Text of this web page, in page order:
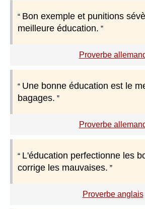
Bon exemple et punitions
meilleure éducation.
Proverbe
Une bonne éducation est le
bagages.
Proverbe
L'éducation perfectionne les
corrige les mauvaises.
Proverbe anglais